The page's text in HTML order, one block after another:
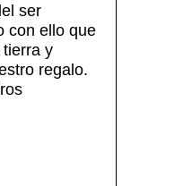
ser
con ello que
y
regalo.